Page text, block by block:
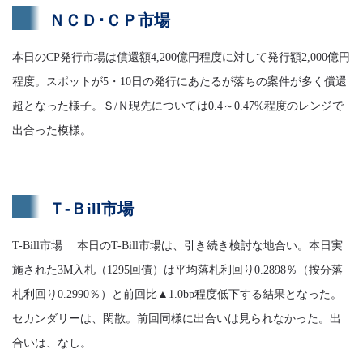
ＮＣＤ･ＣＰ市場
本日のCP発行市場は償還額4,200億円程度に対して発行額2,000億円
程度。スポットが5・10日の発行にあたるが落ちの案件が多く償還
超となった様子。Ｓ/Ｎ現先については0.4～0.47%程度のレンジで
出合った模様。
Ｔ-Ｂill市場
T-Bill市場 本日のT-Bill市場は、引き続き検討な地合い。本日実
施された3M入札（1295回債）は平均落札利回り0.2898％（按分落
札利回り0.2990％）と前回比▲1.0bp程度低下する結果となった。
セカンダリーは、閑散。前回同様に出合いは見られなかった。出
合いは、なし。